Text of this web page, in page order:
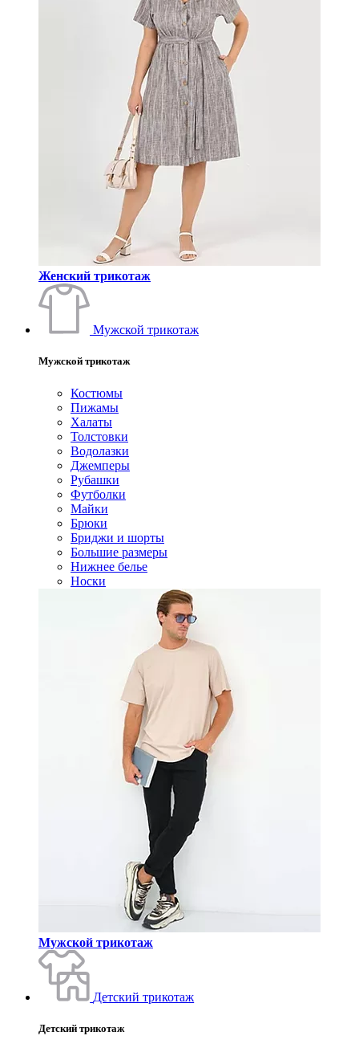
Женский трикотаж
Мужской трикотаж
Мужской трикотаж
Костюмы
Пижамы
Халаты
Толстовки
Водолазки
Джемперы
Рубашки
Футболки
Майки
Брюки
Бриджи и шорты
Большие размеры
Нижнее белье
Носки
Мужской трикотаж
Детский трикотаж
Детский трикотаж